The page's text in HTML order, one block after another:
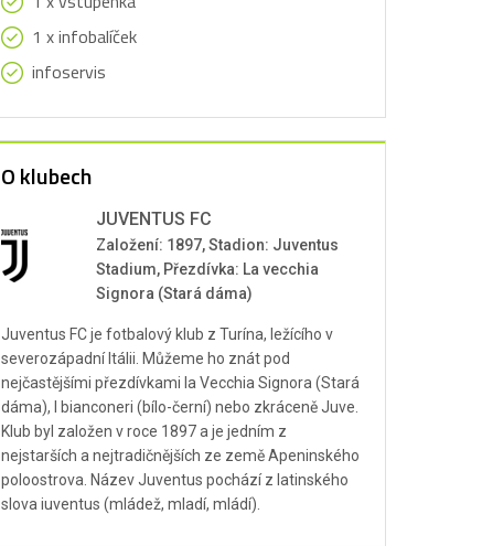
1 x infobalíček
infoservis
O klubech
JUVENTUS FC
Založení: 1897, Stadion: Juventus
Stadium, Přezdívka: La vecchia
Signora (Stará dáma)
Juventus FC je fotbalový klub z Turína, ležícího v
severozápadní Itálii. Můžeme ho znát pod
nejčastějšími přezdívkami la Vecchia Signora (Stará
dáma), I bianconeri (bílo-černí) nebo zkráceně Juve.
Klub byl založen v roce 1897 a je jedním z
nejstarších a nejtradičnějších ze země Apeninského
poloostrova. Název Juventus pochází z latinského
slova iuventus (mládež, mladí, mládí).